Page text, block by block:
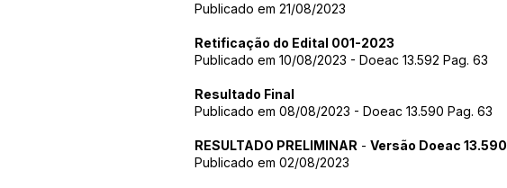
Publicado em 21/08/2023
Retificação do Edital 001-2023
Publicado em 10/08/2023 - Doeac 13.592 Pag. 63
Resultado Final
Publicado em 08/08/2023 - Doeac 13.590 Pag. 63
RESULTADO PRELIMINAR - Versão Doeac 13.590
Publicado em 02/08/2023